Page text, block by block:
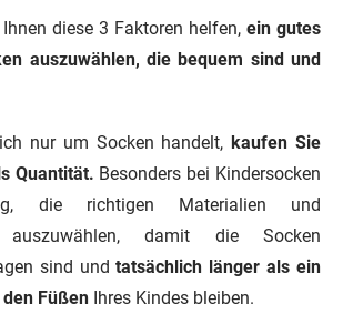
diese 3 Faktoren helfen, ein gutes
auszuwählen, die bequem sind und
nur um Socken handelt, kaufen Sie
Quantität. Besonders bei Kindersocken
die richtigen Materialien und
auszuwählen, damit die Socken
sind undtatsächlich länger als ein
Füßen Ihres Kindes bleiben.